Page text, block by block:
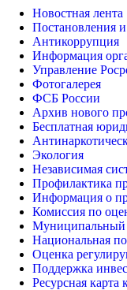
Новостная лента
Постановления
Антикоррупция
Информация
Управление
Фотогалерея
ФСБ России
Архив нового
Бесплатная
Экология
Независимая
Профилактика
Информация о
Комиссия по
Муниципальный
Национальная
Оценка
Поддержка
Ресурсная